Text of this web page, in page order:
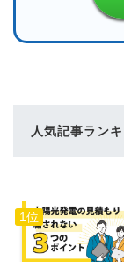
人気記事ラン
1位